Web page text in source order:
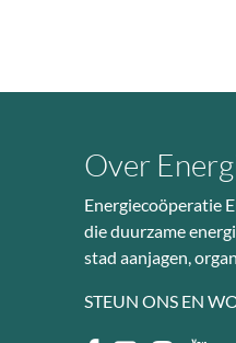
Over
Energiecoöperatie
die duurzame
stad aanjagen,
STEUN ONS EN